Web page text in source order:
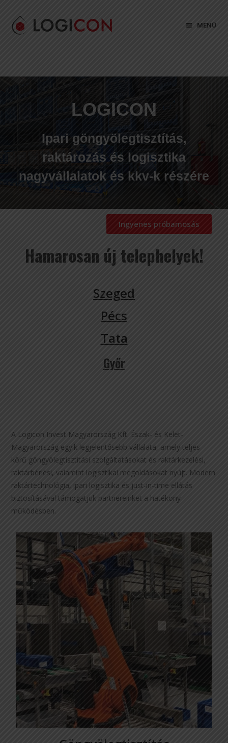
MENÜ
LOGICON
Ipari göngyölegtisztítás,
raktározás és logisztika
nagyvállalatok és kkv-k részére
Ingyenes próbamosás
Hamarosan új telephelyek!
Szeged
Pécs
Tata
Győr
A Logicon Invest Magyarország Kft. Észak- és Kelet-
Magyarország egyik legjelentősebb vállalata, amely teljes
körű göngyölegtisztítási szolgáltatásokat és raktárkezelési,
raktárbérlési, valamint logisztikai megoldásokat nyújt. Modern
raktártechnológia, ipari logisztika és just-in-time ellátás
biztosításával támogatjuk partnereinket a hatékony
működésben.